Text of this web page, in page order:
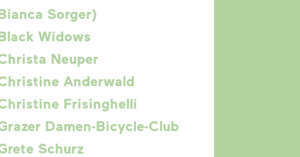
Sorger)
Widows
Neuper
Anderwald
Frisinghelli
Damen-Bicycle-Club
Schurz